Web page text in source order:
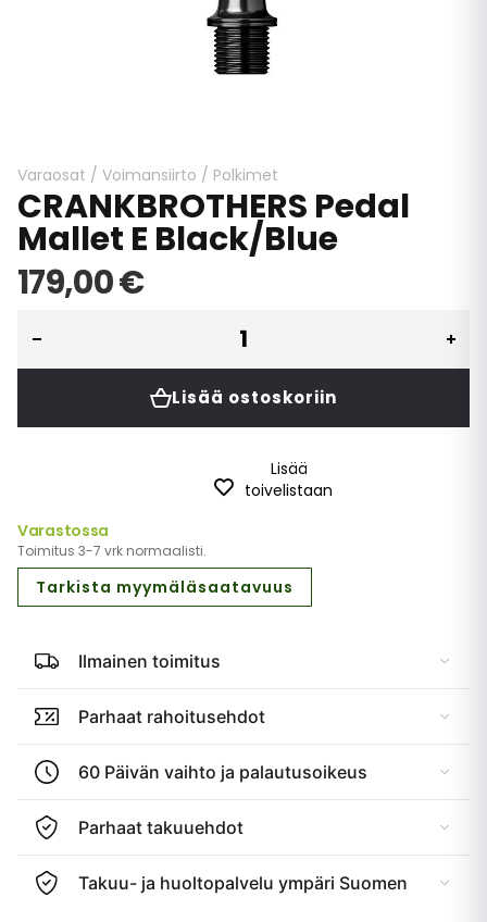
beginning
of
the
images
Varaosat / Voimansiirto / Polkimet
CRANKBROTHERS Pedal
Mallet E Black/Blue
179,00 €
Lisää ostoskoriin
Lisää
toivelistaan
Varastossa
Toimitus 3-7 vrk normaalisti.
Tarkista myymäläsaatavuus
Ilmainen toimitus
Parhaat rahoitusehdot
60 Päivän vaihto ja palautusoikeus
Parhaat takuuehdot
Takuu- ja huoltopalvelu ympäri Suomen